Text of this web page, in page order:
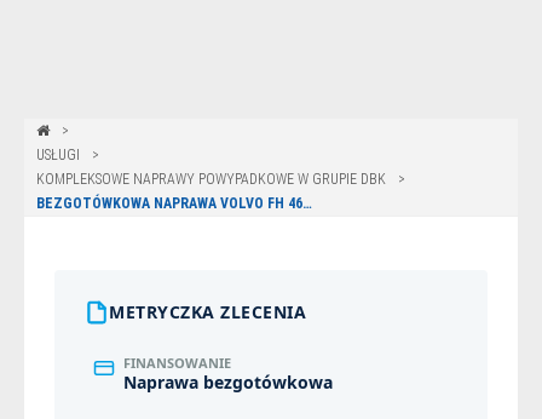
USŁUGI
KOMPLEKSOWE NAPRAWY POWYPADKOWE W GRUPIE DBK
BEZGOTÓWKOWA NAPRAWA VOLVO FH 460 Z POLISY UNIQA W GDAŃSKU
METRYCZKA ZLECENIA
FINANSOWANIE
Naprawa bezgotówkowa